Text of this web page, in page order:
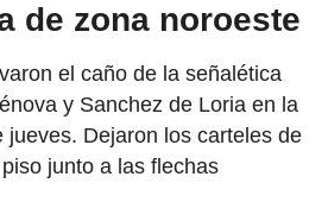
de zona noroeste
el caño de la señalética
y Sanchez de Loria en la
jueves. Dejaron los carteles de
junto a las flechas